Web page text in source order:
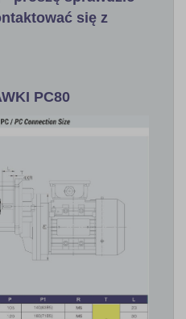
się z
PC80